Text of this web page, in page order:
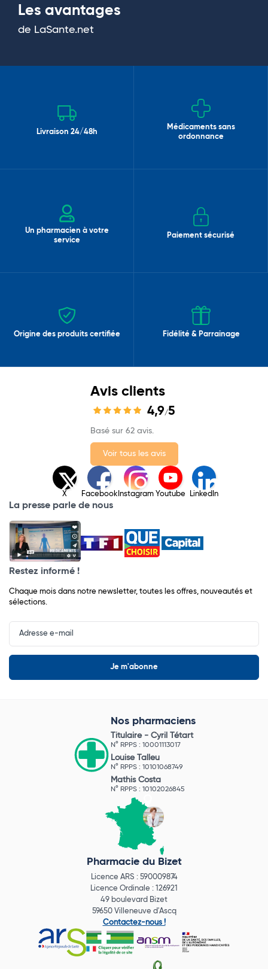
Les avantages
de LaSante.net
Livraison 24/48h
Médicaments sans
ordonnance
Un pharmacien à votre
service
Paiement sécurisé
Origine des produits certifiée Fidélité & Parrainage
Avis clients
4,9/5
Basé sur 62 avis.
Voir tous les avis
X Facebook Instagram Youtube LinkedIn
La presse parle de nous
Restez informé !
Chaque mois dans notre newsletter, toutes les offres, nouveautés et
sélections.
Input
Newsletter
Nos pharmaciens
Titulaire - Cyril Tétart
N° RPPS : 10001113017
Louise Talleu
N° RPPS : 10101068749
Mathis Costa
N° RPPS : 10102026845
Pharmacie du Bizet
Licence ARS : 590009874
Licence Ordinale : 126921
49 boulevard Bizet
59650 Villeneuve d'Ascq
Contactez-nous !